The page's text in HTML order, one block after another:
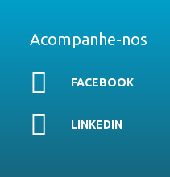
Acompanhe-nos
FACEBOOK
LINKEDIN